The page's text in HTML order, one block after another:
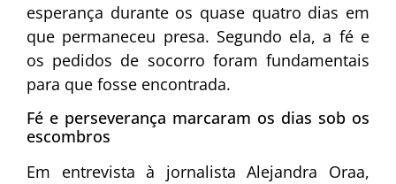
esperança durante os quase quatro dias em
que permaneceu presa. Segundo ela, a fé e
os pedidos de socorro foram fundamentais
para que fosse encontrada.
Fé e perseverança marcaram os dias sob os
escombros
Em entrevista à jornalista Alejandra Oraa,